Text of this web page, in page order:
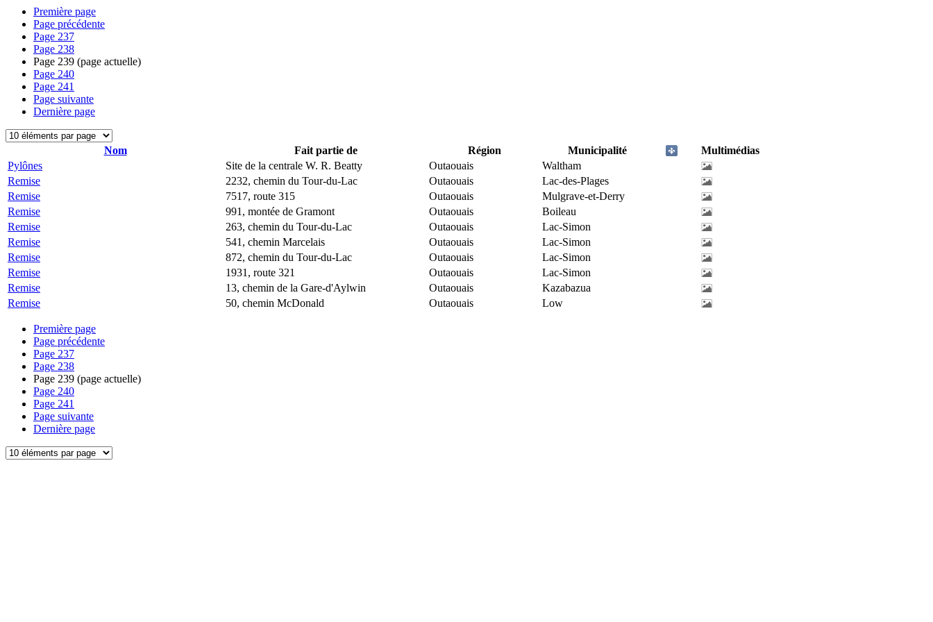
Première page
Page précédente
Page 237
Page 238
Page 239 (page actuelle)
Page 240
Page 241
Page suivante
Dernière page
Nom Fait partie de Région Municipalité
Multimédias
Pylônes
Site de la centrale W. R. Beatty Outaouais
Waltham
Remise
2232, chemin du Tour-du-Lac Outaouais
Lac-des-Plages
Remise
7517, route 315 Outaouais
Mulgrave-et-Derry
Remise
991, montée de Gramont Outaouais
Boileau
Remise
263, chemin du Tour-du-Lac Outaouais
Lac-Simon
Remise
541, chemin Marcelais Outaouais
Lac-Simon
Remise
872, chemin du Tour-du-Lac Outaouais
Lac-Simon
Remise
1931, route 321 Outaouais
Lac-Simon
Remise
13, chemin de la Gare-d'Aylwin Outaouais
Kazabazua
Remise
50, chemin McDonald Outaouais Low
Première page
Page précédente
Page 237
Page 238
Page 239 (page actuelle)
Page 240
Page 241
Page suivante
Dernière page